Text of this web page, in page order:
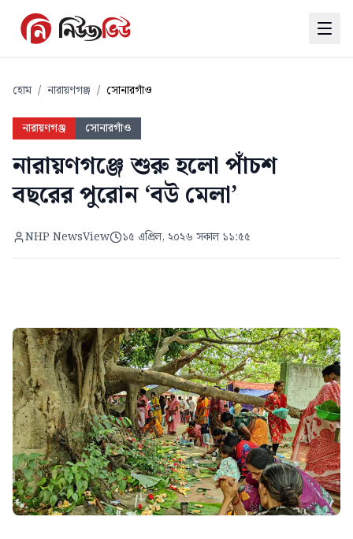
হোম / নারায়ণগঞ্জ / সোনারগাঁও
নারায়ণগঞ্জ সোনারগাঁও
নারায়ণগঞ্জে শুরু হলো পাঁচশ
বছরের পুরোন ‘বউ মেলা’
NHP NewsView ১৫ এপ্রিল, ২০২৬ সকাল ১১:৫৫